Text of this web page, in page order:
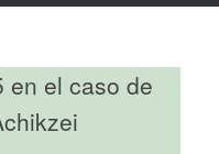
en el caso de